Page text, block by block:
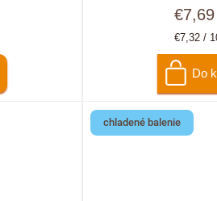
€7,32 /
Do
chladené balenie